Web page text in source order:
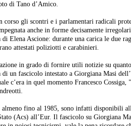
di Tano d’Amico.
corso gli scontri e i parlamentari radicali
anche in forme decisamente
Elena Ascione: durante una carica le due
attestati poliziotti e carabinieri.
in grado di fornire utili notizie su
un fascicolo intestato a Giorgiana Masi
c’era in quel momento Francesco
fino al 1985, sono infatti disponibili
(Acs) all’Eur. Il fascicolo su Giorgiana